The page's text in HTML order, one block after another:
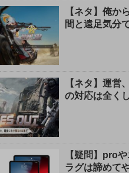
【ネタ】俺か
間と遠足気分
【ネタ】運営
の対応は全く
【疑問】pro
ラグは諦めて